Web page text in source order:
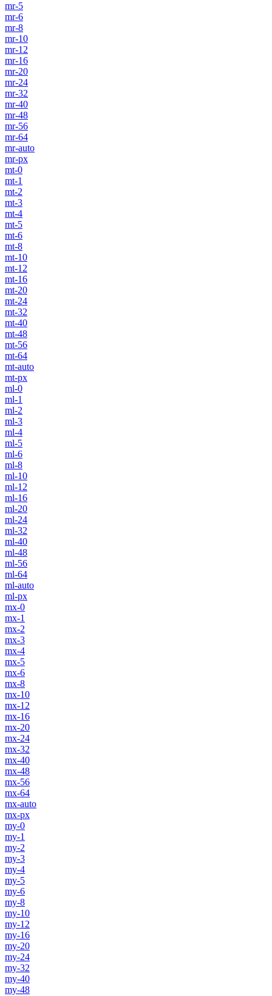
mr-5
mr-6
mr-8
mr-10
mr-12
mr-16
mr-20
mr-24
mr-32
mr-40
mr-48
mr-56
mr-64
mr-auto
mr-px
mt-0
mt-1
mt-2
mt-3
mt-4
mt-5
mt-6
mt-8
mt-10
mt-12
mt-16
mt-20
mt-24
mt-32
mt-40
mt-48
mt-56
mt-64
mt-auto
mt-px
ml-0
ml-1
ml-2
ml-3
ml-4
ml-5
ml-6
ml-8
ml-10
ml-12
ml-16
ml-20
ml-24
ml-32
ml-40
ml-48
ml-56
ml-64
ml-auto
ml-px
mx-0
mx-1
mx-2
mx-3
mx-4
mx-5
mx-6
mx-8
mx-10
mx-12
mx-16
mx-20
mx-24
mx-32
mx-40
mx-48
mx-56
mx-64
mx-auto
mx-px
my-0
my-1
my-2
my-3
my-4
my-5
my-6
my-8
my-10
my-12
my-16
my-20
my-24
my-32
my-40
my-48